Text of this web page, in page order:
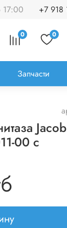
+7 918
0 0
Запчасти
00 с